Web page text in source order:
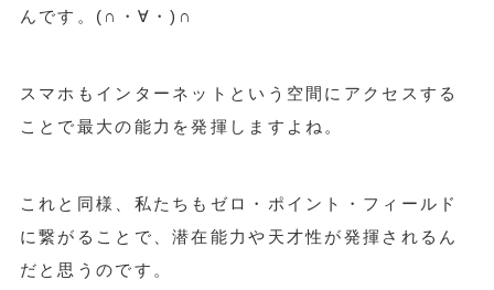
んです。 (∩・∀・)∩
スマホもインターネットという空間にアクセスする
ことで最大の能力を発揮しますよね。
これと同様、私たちもゼロ・ポイント・フィールド
に繋がることで、潜在能力や天才性が発揮されるん
だと思うのです。